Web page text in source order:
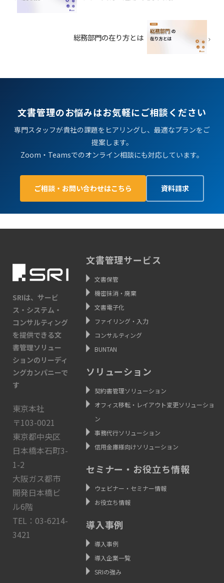
総務部門の在り方とは
文書管理のお悩みはお気軽にご相談ください
専門スタッフが貴社の課題をヒアリングし、最適なプランをご
提案します。
Zoom・Teamsでのオンライン相談にも対応しています。
ご相談・お問い合わせはこちら 資料請求
SRIは、サービ
ス・システム・
コンサルティング
を提供できる文
書管理ソリュー
ションのリーディ
ングカンパニーで
す
東京本社
〒103-0021
東京都中央区
日本橋本石町3-
1-2
大阪ガス都市
開発日本橋ビ
ル6階
TEL：03-6214-
3421
文書管理サービス
文書保管
機密抹消・廃棄
文書電子化
ファイリング・入力
コンサルティング
BUNTAN
ソリューション
契約書管理ソリューション
オフィス移転・レイアウト変更ソリューショ
ン
事務代行ソリューション
信用金庫様向けソリューション
セミナー・お役立ち情報
ウェビナー・セミナー情報
お役立ち情報
導入事例
導入事例
導入企業一覧
SRIの強み